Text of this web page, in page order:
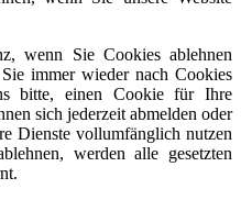
wenn Sie Cookies ablehnen
immer wieder nach Cookies
bitte, einen Cookie für Ihre
sich jederzeit abmelden oder
Dienste vollumfänglich nutzen
werden alle gesetzten